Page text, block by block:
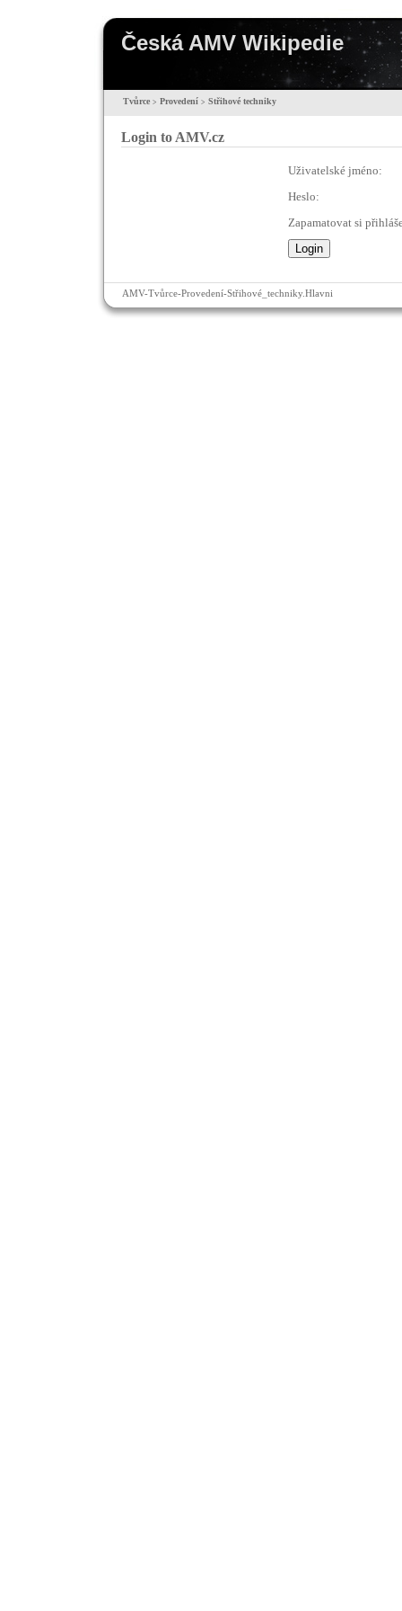
Česká AMV Wikipedie
Tvůrce > Provedení > Střihové techniky
Login to AMV.cz
Uživatelské jméno:
Heslo:
Zapamatovat si
AMV-Tvůrce-Provedení-Střihové_techniky.Hlavni